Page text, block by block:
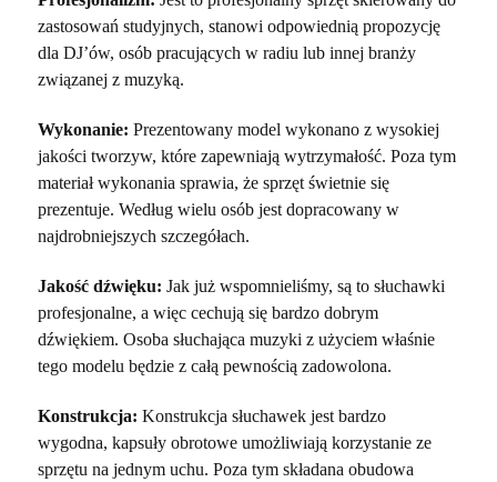
zastosowań studyjnych, stanowi odpowiednią propozycję
dla DJ’ów, osób pracujących w radiu lub innej branży
związanej z muzyką.
Wykonanie: Prezentowany model wykonano z wysokiej
jakości tworzyw, które zapewniają wytrzymałość. Poza tym
materiał wykonania sprawia, że sprzęt świetnie się
prezentuje. Według wielu osób jest dopracowany w
najdrobniejszych szczegółach.
Jakość dźwięku: Jak już wspomnieliśmy, są to słuchawki
profesjonalne, a więc cechują się bardzo dobrym
dźwiękiem. Osoba słuchająca muzyki z użyciem właśnie
tego modelu będzie z całą pewnością zadowolona.
Konstrukcja: Konstrukcja słuchawek jest bardzo
wygodna, kapsuły obrotowe umożliwiają korzystanie ze
sprzętu na jednym uchu. Poza tym składana obudowa